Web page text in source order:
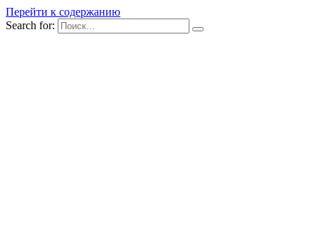
Перейти к содержанию
Search for: